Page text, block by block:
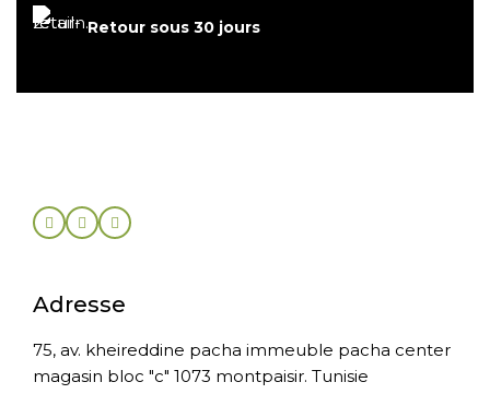
Retour sous 30 jours
Adresse
75, av. kheireddine pacha immeuble pacha center
magasin bloc "c" 1073 montpaisir. Tunisie